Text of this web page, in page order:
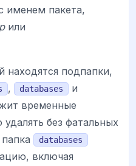
именем пакета,
или
находятся подпапки,
, databases и
временные
без фатальных
databases
включая